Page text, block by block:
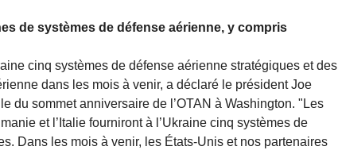
de systèmes de défense aérienne, y compris
cinq systèmes de défense aérienne stratégiques et des
dans les mois à venir, a déclaré le président Joe
du sommet anniversaire de l’OTAN à Washington. "Les
et l’Italie fourniront à l’Ukraine cinq systèmes de
Dans les mois à venir, les États-Unis et nos partenaires